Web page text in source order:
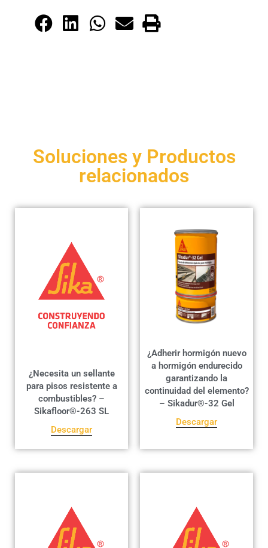
Soluciones y Productos
relacionados
¿Necesita un sellante
para pisos resistente a
combustibles? –
Sikafloor®-263 SL
Descargar
¿Adherir hormigón nuevo
a hormigón endurecido
garantizando la
continuidad del elemento?
– Sikadur®-32 Gel
Descargar